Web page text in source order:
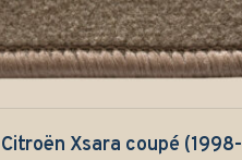
Xsara coupé (1998-